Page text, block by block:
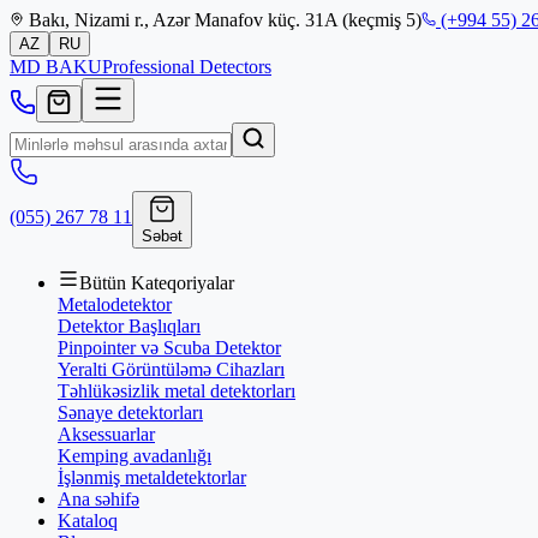
Bakı, Nizami r., Azər Manafov küç. 31A (keçmiş 5) (+994 55)
AZ RU
MD BAKUProfessional Detectors
(055) 267 78 11
Səbət
Bütün Kateqoriyalar
Metalodetektor
Detektor Başlıqları
Pinpointer və Scuba Detektor
Yeralti Görüntüləmə Cihazları
Təhlükəsizlik metal detektorları
Sənaye detektorları
Aksessuarlar
Kemping avadanlığı
İşlənmiş metaldetektorlar
Ana səhifə
Kataloq